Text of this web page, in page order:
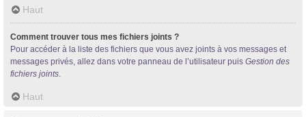
Haut
Comment trouver tous mes fichiers joints ?
Pour accéder à la liste des fichiers que vous avez joints à vos messages et
messages privés, allez dans votre panneau de l’utilisateur puis Gestion des
fichiers joints.
Haut